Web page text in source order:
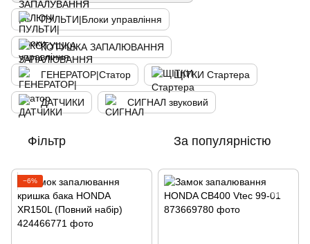
ПУЛЬТИ|Блоки управління
КОТУШКА ЗАПАЛЮВАННЯ
ГЕНЕРАТОР|Статор ЩІТКИ Стартера
ДАТЧИКИ СИГНАЛ звуковий
Фільтр За популярністю
−6%